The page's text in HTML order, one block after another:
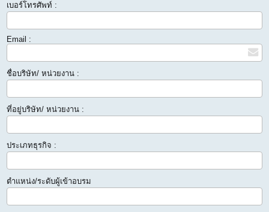
เบอร์โทรศัพท์ :
Email :
ชื่อบริษัท/ หน่วยงาน :
ที่อยู่บริษัท/ หน่วยงาน :
ประเภทธุรกิจ :
ตำแหน่ง/ระดับผู้เข้าอบรม